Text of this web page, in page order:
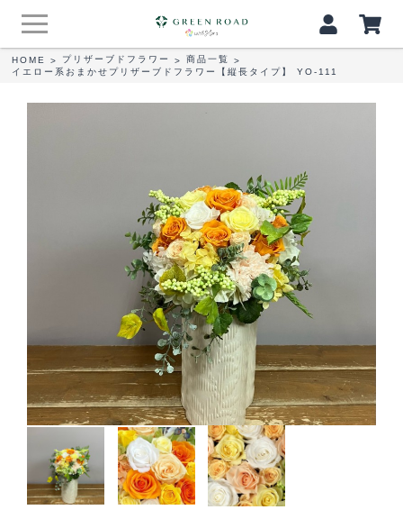
HOME > プリザーブドフラワー > 商品一覧
>
イエロー系おまかせプリザーブドフラワー【縦長タイプ】 YO‐111